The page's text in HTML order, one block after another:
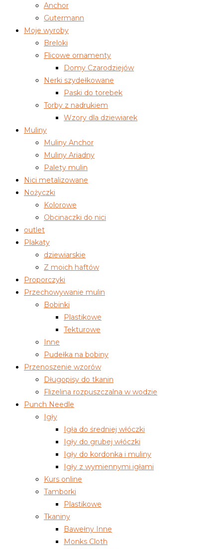
Anchor
Gutermann
Moje wyroby
Breloki
Flicowe ornamenty
Domy Czarodziejów
Nerki szydełkowane
Paski do torebek
Torby z nadrukiem
Wzory dla dziewiarek
Muliny
Muliny Anchor
Muliny Ariadny
Palety mulin
Nici metalizowane
Nożyczki
Kolorowe
Obcinaczki do nici
outlet
Plakaty
dziewiarskie
Z moich haftów
Proporczyki
Przechowywanie mulin
Bobinki
Plastikowe
Tekturowe
Inne
Pudełka na bobiny
Przenoszenie wzorów
Długopisy do tkanin
Flizelina rozpuszczalna w wodzie
Punch Needle
Igły
Igła do średniej włóczki
Igły do grubej włóczki
Igły do kordonka i muliny
Igły z wymiennymi igłami
Kurs online
Tamborki
Plastikowe
Tkaniny
Bawełny Inne
Monks Cloth